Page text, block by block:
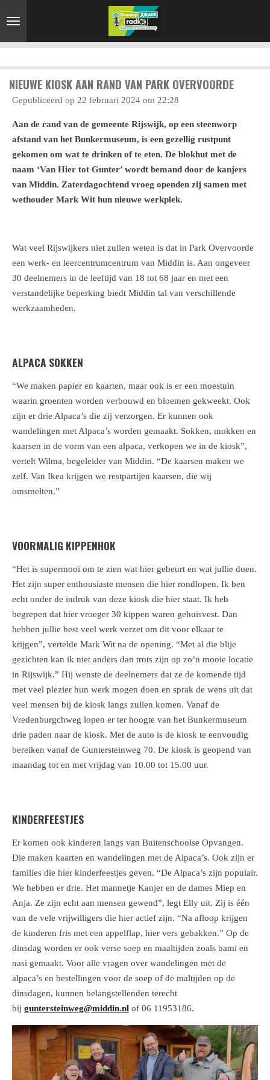
direct
naar
NIEUWE KIOSK AAN RAND VAN PARK OVERVOORDE
Gepubliceerd op 22 februari 2024 om 22:28
Aan de rand van de gemeente Rijswijk, op een steenworp
afstand van het Bunkermuseum, is een gezellig rustpunt
gekomen om wat te drinken of te eten. De blokhut met de
naam ‘Van Hier tot Gunter’ wordt bemand door de kanjers
van Middin. Zaterdagochtend vroeg openden zij samen met
wethouder Mark Wit hun nieuwe werkplek.
Wat veel Rijswijkers niet zullen weten is dat in Park Overvoorde
een werk- en leercentrumcentrum van Middin is. Aan ongeveer
30 deelnemers in de leeftijd van 18 tot 68 jaar en met een
verstandelijke beperking biedt Middin tal van verschillende
werkzaamheden.
ALPACA SOKKEN
“We maken papier en kaarten, maar ook is er een moestuin
waarin groenten worden verbouwd en bloemen gekweekt. Ook
zijn er drie Alpaca’s die zij verzorgen. Er kunnen ook
wandelingen met Alpaca’s worden gemaakt. Sokken, mokken en
kaarsen in de vorm van een alpaca, verkopen we in de kiosk”,
vertelt Wilma, begeleider van Middin. “De kaarsen maken we
zelf. Van Ikea krijgen we restpartijen kaarsen, die wij
omsmelten.”
VOORMALIG KIPPENHOK
“Het is supermooi om te zien wat hier gebeurt en wat jullie doen.
Het zijn super enthousiaste mensen die hier rondlopen. Ik ben
echt onder de indruk van deze kiosk die hier staat. Ik heb
begrepen dat hier vroeger 30 kippen waren gehuisvest. Dan
hebben jullie best veel werk verzet om dit voor elkaar te
krijgen”, vertelde Mark Wit na de opening. “Met al die blije
gezichten kan ik niet anders dan trots zijn op zo’n mooie locatie
in Rijswijk.” Hij wenste de deelnemers dat ze de komende tijd
met veel plezier hun werk mogen doen en sprak de wens uit dat
veel mensen bij de kiosk langs zullen komen. Vanaf de
Vredenburgchweg lopen er ter hoogte van het Bunkermuseum
drie paden naar de kiosk. Met de auto is de kiosk te eenvoudig
bereiken vanaf de Guntersteinweg 70. De kiosk is geopend van
maandag tot en met vrijdag van 10.00 tot 15.00 uur.
KINDERFEESTJES
Er komen ook kinderen langs van Buitenschoolse Opvangen.
Die maken kaarten en wandelingen met de Alpaca’s. Ook zijn er
families die hier kinderfeestjes geven. “De Alpaca’s zijn populair.
We hebben er drie. Het mannetje Kanjer en de dames Miep en
Anja. Ze zijn echt aan mensen gewend”, legt Elly uit. Zij is één
van de vele vrijwilligers die hier actief zijn. “Na afloop krijgen
de kinderen fris met een appelflap, hier vers gebakken.” Op de
dinsdag worden er ook verse soep en maaltijden zoals bami en
nasi gemaakt. Voor alle vragen over wandelingen met de
alpaca’s en bestellingen voor de soep of de maltijden op de
dinsdagen, kunnen belangstellenden terecht
bij guntersteinweg@middin.nl of 06 11953186.